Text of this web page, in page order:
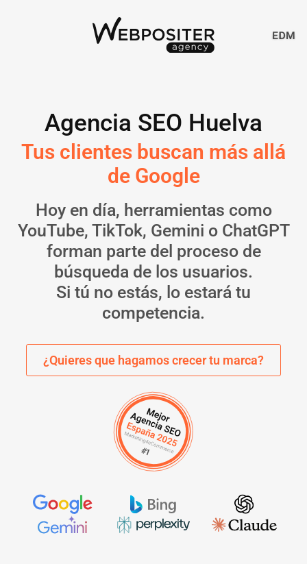
Agencia SEO Huelva
Tus clientes buscan más allá
de Google
Hoy en día, herramientas como
YouTube, TikTok, Gemini o ChatGPT
forman parte del proceso de
búsqueda de los usuarios.
Si tú no estás, lo estará tu
competencia.
¿Quieres que hagamos crecer tu marca?